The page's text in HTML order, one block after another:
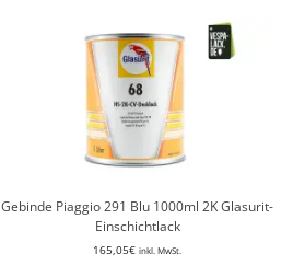
Gebinde Piaggio 291 Blu 1000ml 2K Glasurit-
Einschichtlack
165,05€ inkl. MwSt.